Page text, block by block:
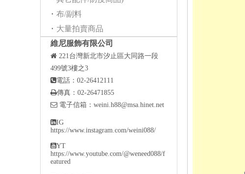
布/副料
大量拍賣商品
維尼服飾有限公司
 221台灣新北市汐止區大同路一段
499號3樓之3
電話：02-26412111
傳真：02-26471855
 電子信箱： weini.h88@msa.hinet.net
IG
https://www.instagram.com/weini088/
YT
https://www.youtube.com/@weneed088/f
eatured